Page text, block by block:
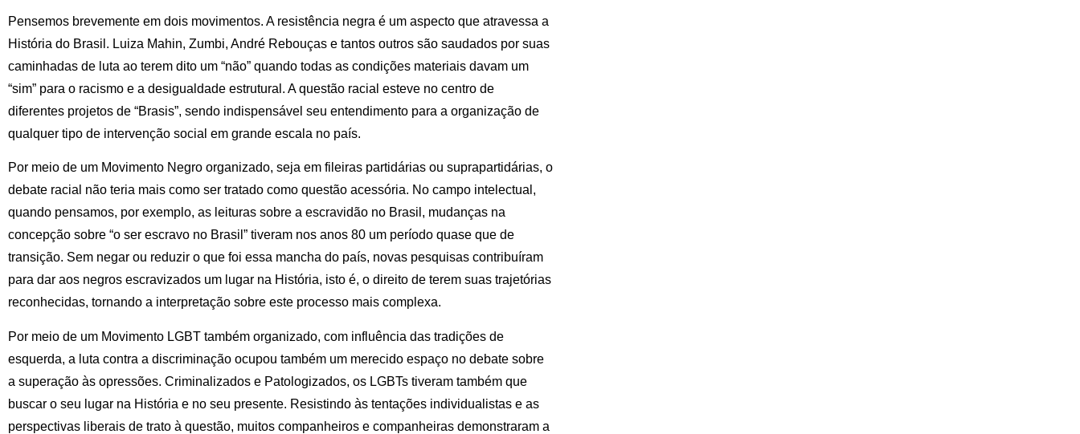
Pensemos brevemente em dois movimentos. A resistência negra é um aspecto que atravessa a
História do Brasil. Luiza Mahin, Zumbi, André Rebouças e tantos outros são saudados por suas
caminhadas de luta ao terem dito um “não” quando todas as condições materiais davam um
“sim” para o racismo e a desigualdade estrutural. A questão racial esteve no centro de
diferentes projetos de “Brasis”, sendo indispensável seu entendimento para a organização de
qualquer tipo de intervenção social em grande escala no país.
Por meio de um Movimento Negro organizado, seja em fileiras partidárias ou suprapartidárias, o
debate racial não teria mais como ser tratado como questão acessória. No campo intelectual,
quando pensamos, por exemplo, as leituras sobre a escravidão no Brasil, mudanças na
concepção sobre “o ser escravo no Brasil” tiveram nos anos 80 um período quase que de
transição. Sem negar ou reduzir o que foi essa mancha do país, novas pesquisas contribuíram
para dar aos negros escravizados um lugar na História, isto é, o direito de terem suas trajetórias
reconhecidas, tornando a interpretação sobre este processo mais complexa.
Por meio de um Movimento LGBT também organizado, com influência das tradições de
esquerda, a luta contra a discriminação ocupou também um merecido espaço no debate sobre
a superação às opressões. Criminalizados e Patologizados, os LGBTs tiveram também que
buscar o seu lugar na História e no seu presente. Resistindo às tentações individualistas e as
perspectivas liberais de trato à questão, muitos companheiros e companheiras demonstraram a